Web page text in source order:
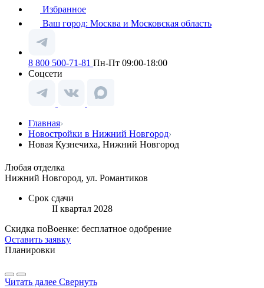
Избранное
Ваш город: Москва и Московская область
8 800 500-71-81 Пн-Пт 09:00-18:00
Соцсети
Главная
Новостройки в Нижний Новгород
Новая Кузнечиха, Нижний Новгород
Любая отделка
Нижний Новгород, ул. Романтиков
Срок сдачи
II квартал 2028
Скидка поВоенке: бесплатное одобрение
Оставить заявку
Планировки
Читать далее Свернуть